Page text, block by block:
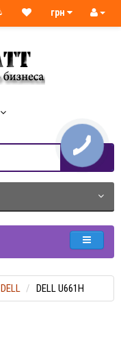
грн
DELL DELL U661H